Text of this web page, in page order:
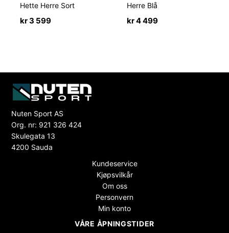
Hette Herre Sort
kr3 599
Herre Blå
kr4 499
Nuten Sport AS
Org. nr: 921 326 424
Skulegata 13
4200 Sauda
Kundeservice
Kjøpsvilkår
Om oss
Personvern
Min konto
VÅRE ÅPNINGSTIDER